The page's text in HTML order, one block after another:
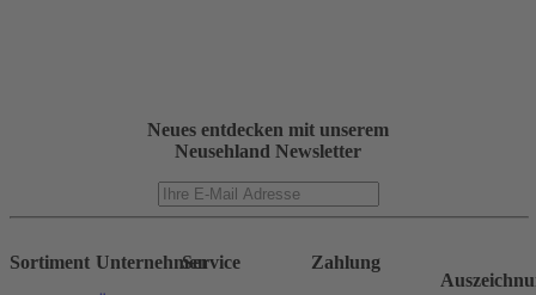
Neues entdecken mit unserem
Neusehland Newsletter
Sortiment UnternehmenService
Zahlung